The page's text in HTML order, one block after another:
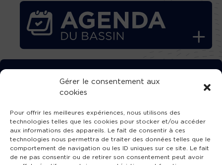
Gérer le consentement aux
cookies
Pour offrir les meilleures expériences, nous utilisons des
technologies telles que les cookies pour stocker et/ou accéder
aux informations des appareils. Le fait de consentir à ces
technologies nous permettra de traiter des données telles que le
comportement de navigation ou les ID uniques sur ce site. Le fait
de ne pas consentir ou de retirer son consentement peut avoir
TÉLÉCHARGEZ GRATUITEMENT
L’APPLICATION TVBA !
SUIVEZ-NOUS !